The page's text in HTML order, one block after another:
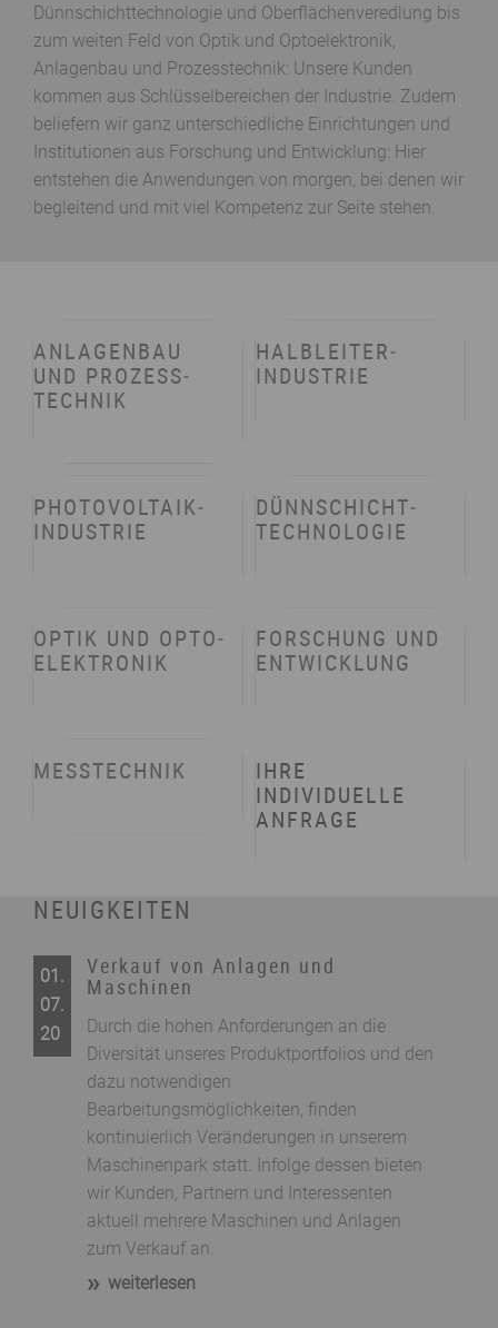
Dünnschichttechnologie und Oberflächenveredlung bis
zum weiten Feld von Optik und Optoelektronik,
Anlagenbau und Prozesstechnik: Unsere Kunden
kommen aus Schlüsselbereichen der Industrie. Zudem
beliefern wir ganz unterschiedliche Einrichtungen und
Institutionen aus Forschung und Entwicklung: Hier
entstehen die Anwendungen von morgen, bei denen wir
begleitend und mit viel Kompetenz zur Seite stehen.
ANLAGEN­BAU
UND PROZESS­
TECHNIK
HALB­LEITER­
INDUSTRIE
PHOTO­VOLTAIK­
INDUSTRIE
DÜNN­SCHICHT­
TECHN­OLOGIE
OPTIK UND OPTO­
ELEKTRONIK
FORSCH­UNG UND
ENT­WICKLUNG
MESS­TECHNIK
IHRE
INDIVIDUELLE
ANFRAGE
NEUIGKEITEN
01.
07.
20
Verkauf von Anlagen und
Maschinen
Durch die hohen Anforderungen an die
Diversität unseres Produktportfolios und den
dazu notwendigen
Bearbeitungsmöglichkeiten, finden
kontinuierlich Veränderungen in unserem
Maschinenpark statt. Infolge dessen bieten
wir Kunden, Partnern und Interessenten
aktuell mehrere Maschinen und Anlagen
zum Verkauf an.
weiterlesen